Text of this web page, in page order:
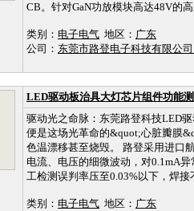
CB。针对GaN功放模块高达48V的
类别： 电子电气 地区： 广东
公司： 东莞市路登电子科技有限公
LED驱动板治具大灯芯片组件功能
驱动光之命脉：东莞路登科技LED
便是这场光革命的&quot;心脏瓣膜
色温漂移甚至烧毁。 路登采用进口
电流、电压的细微波动，对0.1mA
工检测误判率压至0.03%以下，焊接
类别： 电子电气 地区： 广东